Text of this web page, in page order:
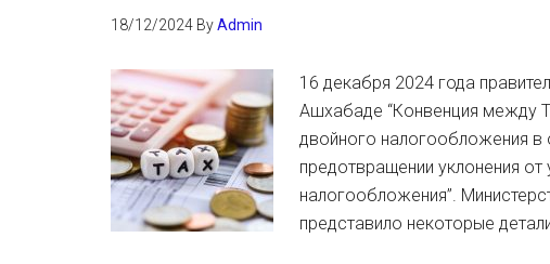
18/12/2024 ByAdmin
16 декабря 2024 года
Ашхабаде “Конвенция между
двойного налого­обложения в
предотвращении уклонения
налогообложения”.
представило некоторые